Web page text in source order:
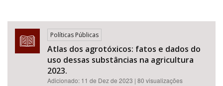
Políticas Públicas
Atlas dos agrotóxicos: fatos e dados do
uso dessas substâncias na agricultura
2023.
Adicionado: 11 de Dez de 2023 | 80 visualizações